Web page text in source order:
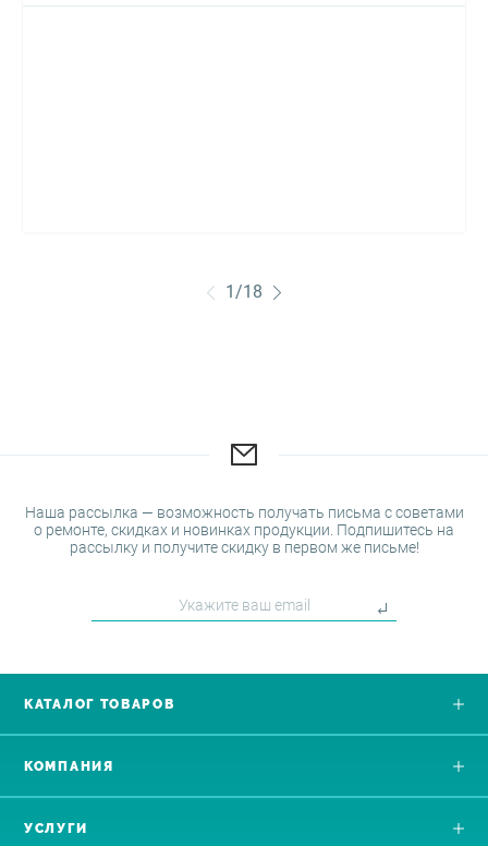
1/18
Наша рассылка — возможность получать письма с советами
о ремонте, скидках и новинках продукции. Подпишитесь на
рассылку и получите скидку в первом же письме!
КАТАЛОГ ТОВАРОВ
УСЛУГИ
КОМПАНИЯ